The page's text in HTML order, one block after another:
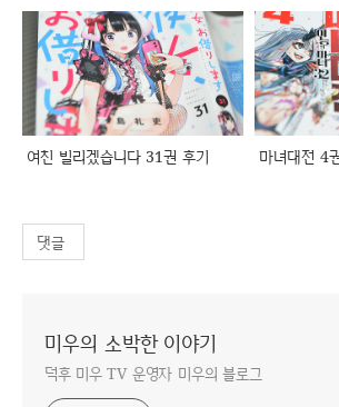
여친 빌리겠습니다 31권 후기 마녀대전 4
댓글
미우의 소박한 이야기
덕후 미우 TV 운영자 미우의 블로그